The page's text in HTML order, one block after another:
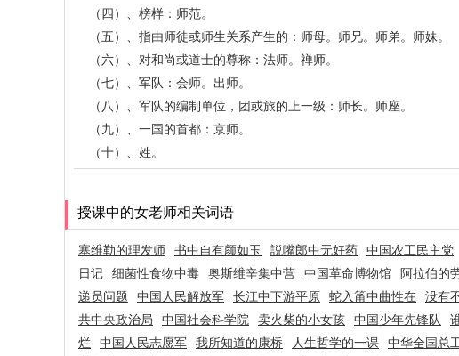
（四）、榜样：师范。
（五）、指由师徒或师生关系产生的：师母。师兄。师弟。师妹。
（六）、对和尚或道士的尊称：法师。禅师。
（七）、军队：会师。出师。
（八）、军队的编制单位，团或旅的上一级：师长。师座。
（九）、一国的首都：京师。
（十）、姓。
授课中的女老师相关词语
塞维勒的理发师 书中自有颜如玉 説嘴郎中无好药 中国农工民主党
日记
细菌性食物中毒 奥斯维辛集中营 中国革命博物馆 阿拉伯的
递员问题
中国人民解放军 长江中下游平原 蛇入筩中曲性在 没有
共中央政治局
中国社会科学院 卖火柴的小女孩 中国少年先锋队
烂
中国人民志愿军 我所知道的康桥 人生哲学的一课 中华全国总